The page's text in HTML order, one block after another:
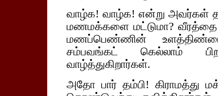
வாழ்க! வாழ்க! என்று அவர்கள்
மணமக்களை மட்டுமா? வீரத்தை
மணப்பெண்ணின்
சம்பவங்கட் கெல்லாம்
வாழ்த்துகிறார்கள்.
அதோ பார் தம்பி! கிராமத்து